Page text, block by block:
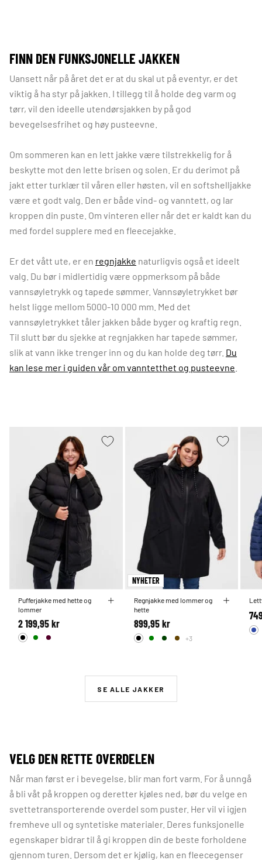
FINN DEN FUNKSJONELLE JAKKEN
Uansett når på året det er at du skal ut på eventyr, er det
viktig å ha styr på jakken. I tillegg til å holde deg varm og
tørr, vil den ideelle utendørsjakken by på god
bevegelsesfrihet og høy pusteevne.
Om sommeren kan en lett jakke være tilstrekkelig for å
beskytte mot den lette brisen og solen. Er du derimot på
jakt etter turklær til våren eller høsten, vil en softshelljakke
være et godt valg. Den er både vind- og vanntett, og lar
kroppen din puste. Om vinteren eller når det er kaldt kan du
med fordel supplere med en fleecejakke.
Er det vått ute, er en regnjakke naturligvis også et ideelt
valg. Du bør i midlertidig være oppmerksom på både
vannsøyletrykk og tapede sømmer. Vannsøyletrykket bør
helst ligge mellom 5000-10 000 mm. Med det
vannsøyletrykket tåler jakken både byger og kraftig regn.
Til slutt bør du sjekke at regnjakken har tapede sømmer,
slik at vann ikke trenger inn og du kan holde deg tørr. Du
kan lese mer i guiden vår om vanntetthet og pusteevne
Pufferjakke med hette og
lommer
2 199,95 kr
NYHETER
Regnjakke med lommer og
hette
899,95 kr
+3
SE ALLE JAKKER
VELG DEN RETTE OVERDELEN
Når man først er i bevegelse, blir man fort varm. For å unngå
å bli våt på kroppen og deretter kjøles ned, bør du velge en
svettetransporterende overdel som puster. Her vil vi igjen
fremheve ull og syntetiske materialer. Deres funksjonelle
egenskaper bidrar til å gi kroppen din de beste forholdene
gjennom turen. Dersom det er kjølig, kan en fleecegenser